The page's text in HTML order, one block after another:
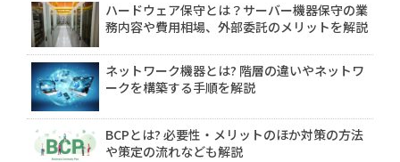
ハードウェア保守とは？サーバー機器保守の業
務内容や費用相場、外部委託のメリットを解説
ネットワーク機器とは? 階層の違いやネットワ
ークを構築する手順を解説
BCPとは? 必要性・メリットのほか対策の方法
や策定の流れなども解説